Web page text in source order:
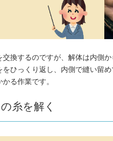
換するのですが、解体は内側か
ひっくり返し、内側で縫い留
る作業です。
糸を解く